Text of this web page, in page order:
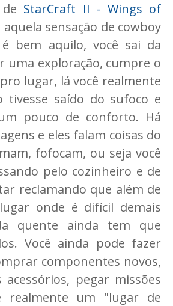
StarCraft II - Wings of
aquela sensação de cowboy
é bem aquilo, você sai da
uma exploração, cumpre o
lugar, lá você realmente
tivesse saído do sufoco e
pouco de conforto. Há
e eles falam coisas do
fofocam, ou seja você
pelo cozinheiro e de
reclamando que além de
onde é difícil demais
quente ainda tem que
Você ainda pode fazer
componentes novos,
pegar missões
realmente um "lugar de